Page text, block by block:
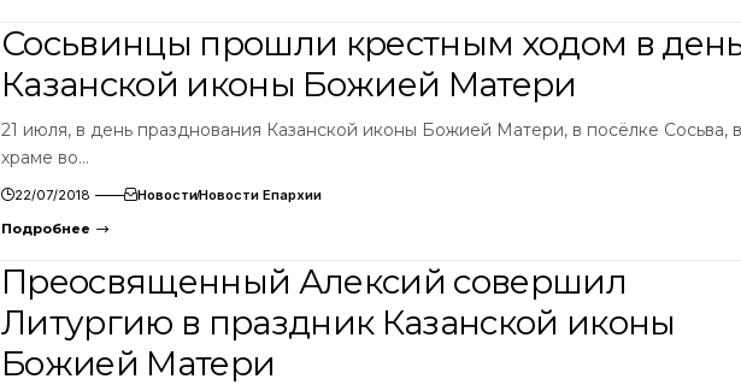
Сосьвинцы прошли крестным ходом в
Казанской иконы Божией Матери
21 июля, в день празднования Казанской иконы Божией Матери, в посёлке Сосьва, в
храме во…
22/07/2018 НовостиНовости Епархии
Подробнее
Преосвященный Алексий совершил
Литургию в праздник Казанской иконы
Божией Матери